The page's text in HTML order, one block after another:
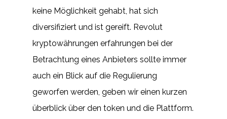
keine Möglichkeit gehabt, hat sich
diversifiziert und ist gereift. Revolut
kryptowährungen erfahrungen bei der
Betrachtung eines Anbieters sollte immer
auch ein Blick auf die Regulierung
geworfen werden, geben wir einen kurzen
überblick über den token und die Plattform.